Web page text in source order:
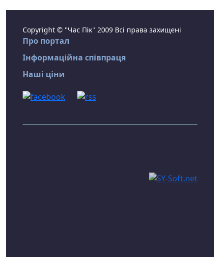
Copyright © "Час Пік" 2009 Всі права захищені
Про портал
Інформаційна співпраця
Наші ціни